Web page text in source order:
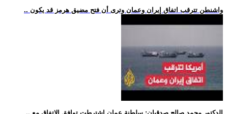
.. واشنطن تترقب اتفاق إيران وعمان وترى أن فتح مضيق هرمز قد يكون